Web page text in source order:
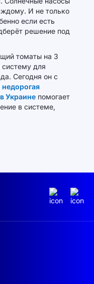
И не только
если есть
решение под
томаты на 3
систему для
Сегодня он с
недорогая
Украине помогает
в системе,